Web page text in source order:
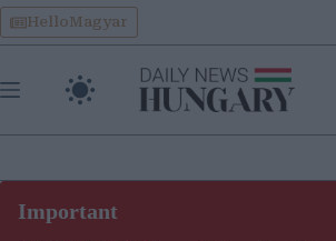
Skip
to
content
HelloMagyar